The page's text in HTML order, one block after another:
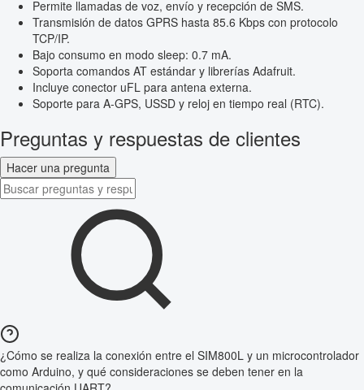
Permite llamadas de voz, envío y recepción de SMS.
Transmisión de datos GPRS hasta 85.6 Kbps con protocolo
TCP/IP.
Bajo consumo en modo sleep: 0.7 mA.
Soporta comandos AT estándar y librerías Adafruit.
Incluye conector uFL para antena externa.
Soporte para A-GPS, USSD y reloj en tiempo real (RTC).
Preguntas y respuestas de clientes
Hacer una pregunta
¿Cómo se realiza la conexión entre el SIM800L y un microcontrolador
como Arduino, y qué consideraciones se deben tener en la